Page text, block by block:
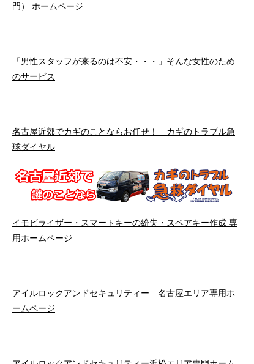
門） ホームページ
「男性スタッフが来るのは不安・・・」そんな女性のため
のサービス
名古屋近郊でカギのことならお任せ！ カギのトラブル急
球ダイヤル
イモビライザー・スマートキーの紛失・スペアキー作成 専
用ホームページ
アイルロックアンドセキュリティー 名古屋エリア専用ホ
ームページ